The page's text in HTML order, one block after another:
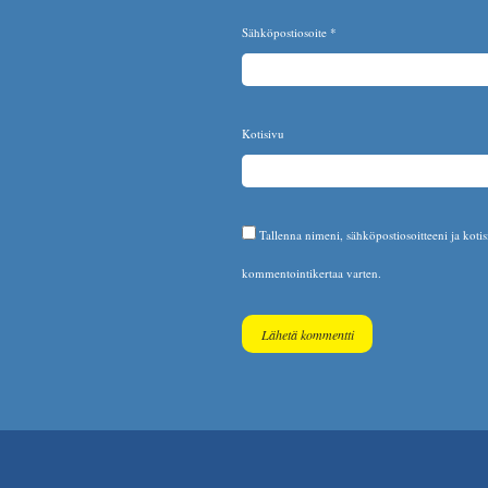
Sähköpostiosoite *
Kotisivu
Tallenna nimeni, sähköpostiosoitteeni ja
kommentointikertaa varten.